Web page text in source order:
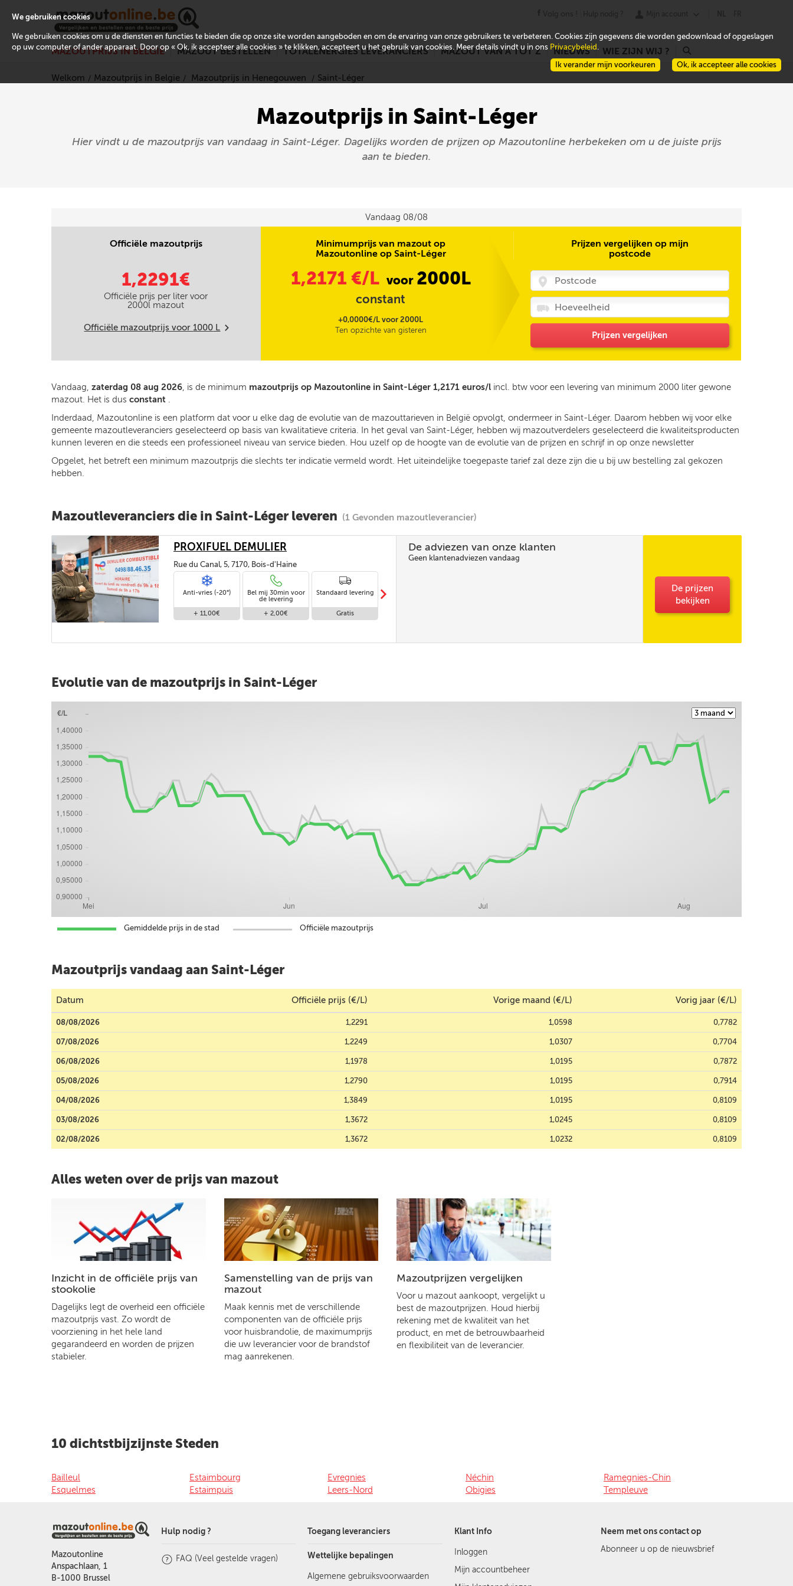
MAZOUTPRIJS IN BELGIË MAZOUT BESTELLEN TOTALENERGIES LEVERANCIERS MAZOUT VAN A TOT Z NIEUWS WIE ZIJN WIJ ? r
Welkom Mazoutprijs in Belgie Mazoutprijs in Henegouwen Saint-Léger
Mazoutprijs in Saint-Léger
Hier vindt u de mazoutprijs van vandaag in Saint-Léger. Dagelijks worden de prijzen op Mazoutonline herbekeken om u de juiste prijs
aan te bieden.
Vandaag 08/08
Officiële mazoutprijs
1,2291€
Officiële prijs per liter voor
2000l mazout
Officiële mazoutprijs voor1000 L m
Minimumprijs van mazout op
Mazoutonline op Saint-Léger
1,2171 €/L voor 2000L
constant
+0,0000€/L voor 2000L
Ten opzichte van gisteren
Prijzen vergelijken op mijn
postcode
Prijzen vergelijken
Vandaag, zaterdag 08 aug 2026, is de minimum mazoutprijs op Mazoutonline in Saint-Léger 1,2171 euros/l incl. btw voor een levering van minimum 2000 liter gewone
mazout. Het is dus constant .
Inderdaad, Mazoutonline is een platform dat voor u elke dag de evolutie van de mazouttarieven in België opvolgt, ondermeer in Saint-Léger. Daarom hebben wij voor elke
gemeente mazoutleveranciers geselecteerd op basis van kwalitatieve criteria. In het geval van Saint-Léger, hebben wij mazoutverdelers geselecteerd die kwaliteitsproducten
kunnen leveren en die steeds een professioneel niveau van service bieden. Hou uzelf op de hoogte van de evolutie van de prijzen en schrijf in op onze newsletter
Opgelet, het betreft een minimum mazoutprijs die slechts ter indicatie vermeld wordt. Het uiteindelijke toegepaste tarief zal deze zijn die u bij uw bestelling zal gekozen
hebben.
Mazoutleveranciers die in Saint-Léger leveren (1 Gevonden mazoutleverancier)
PROXIFUEL DEMULIER
Rue du Canal, 5, 7170, Bois-d'Haine
Anti-vries (-20°)
+ 11,00€
Bel mij 30min voor
de levering
+ 2,00€
Standaard levering
Gratis
m
De adviezen van onze klanten
Geen klantenadviezen vandaag
De prijzen
bekijken
Evolutie van de mazoutprijs in Saint-Léger
Gemiddelde prijs in de stad Officiële mazoutprijs
Mazoutprijs vandaag aan Saint-Léger
Datum Officiële prijs (€/L) Vorige maand (€/L) Vorig jaar (€/L)
08/08/2026 1,2291 1,0598 0,7782
07/08/2026 1,2249 1,0307 0,7704
06/08/2026 1,1978 1,0195 0,7872
05/08/2026 1,2790 1,0195 0,7914
04/08/2026 1,3849 1,0195 0,8109
03/08/2026 1,3672 1,0245 0,8109
02/08/2026 1,3672 1,0232 0,8109
Alles weten over de prijs van mazout
Inzicht in de officiële prijs van
stookolie
Dagelijks legt de overheid een officiële
mazoutprijs vast. Zo wordt de
voorziening in het hele land
gegarandeerd en worden de prijzen
stabieler.
Samenstelling van de prijs van
mazout
Maak kennis met de verschillende
componenten van de officiële prijs
voor huisbrandolie, de maximumprijs
die uw leverancier voor de brandstof
mag aanrekenen.
Mazoutprijzen vergelijken
Voor u mazout aankoopt, vergelijkt u
best de mazoutprijzen. Houd hierbij
rekening met de kwaliteit van het
product, en met de betrouwbaarheid
en flexibiliteit van de leverancier.
10 dichtstbijzijnste Steden
Bailleul
Esquelmes
Estaimbourg
Estaimpuis
Evregnies
Leers-Nord
Néchin
Obigies
Ramegnies-Chin
Templeuve
Mazoutonline
Anspachlaan, 1
B-1000 Brussel
Hulp nodig ?
FAQ (Veel gestelde vragen)
Toegang leveranciers
Wettelijke bepalingen
Algemene gebruiksvoorwaarden
Klant Info
Inloggen
Mijn accountbeheer
Neem met ons contact op
Abonneer u op de nieuwsbrief
We gebruiken cookies
We gebruiken cookies om u de diensten en functies te bieden die op onze site worden aangeboden en om de ervaring van onze gebruikers te verbeteren. Cookies zijn gegevens die worden gedownload of opgeslagen
op uw computer of ander apparaat. Door op « Ok, ik accepteer alle cookies » te klikken, accepteert u het gebruik van cookies. Meer details vindt u in ons Privacybeleid .
Ok, ik accepteer alle cookies
Ik verander mijn voorkeuren